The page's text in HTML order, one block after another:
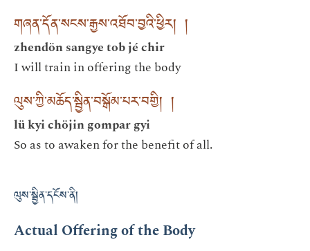
གཞན་དོན་སངས་རྒྱས་འཐོབ་བྱའི་ཕྱིར། །
zhendön sangye tob jé chir
I will train in offering the body
ལུས་ཀྱི་མཆོད་སྦྱིན་བསྒོམ་པར་བགྱི། །
lü kyi chöjin gompar gyi
So as to awaken for the benefit of all.
ལུས་སྦྱིན་དངོས་ནི།
Actual Offering of the Body